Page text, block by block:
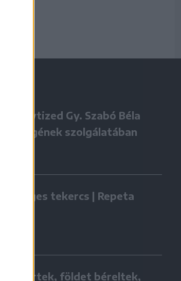
Négy évtized Gy. Szabó Béla
örökségének szolgálatában
Zöldséges tekercs | Repeta
Hazatértek, földet béreltek,